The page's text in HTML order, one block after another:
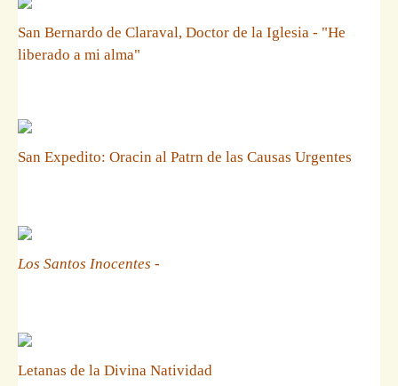
San Bernardo de Claraval, Doctor de la Iglesia - "He
liberado a mi alma"
San Expedito: Oracin al Patrn de las Causas Urgentes
Los Santos Inocentes -
Letanas de la Divina Natividad